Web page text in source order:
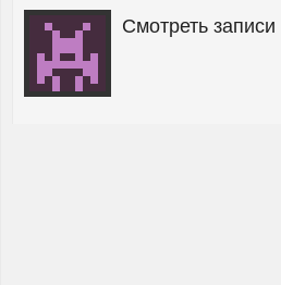
Смотреть записи